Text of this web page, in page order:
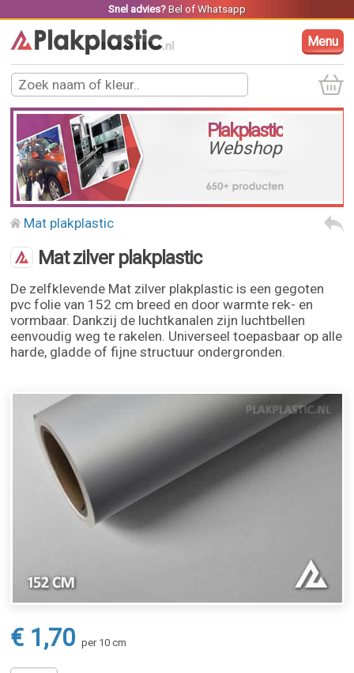
Snel advies? Belof Whatsapp
Menu
Plakplastic
Webshop
Mat plakplastic
Mat zilver plakplastic
De zelfklevende Mat zilver plakplastic is een gegoten
pvc folie van 152 cm breed en door warmte rek- en
vormbaar. Dankzij de luchtkanalen zijn luchtbellen
eenvoudig weg te rakelen. Universeel toepasbaar op alle
harde, gladde of fijne structuur ondergronden.
€ 1,70 per 10 cm